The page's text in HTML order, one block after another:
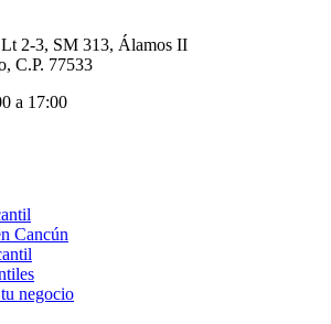
2-3, SM 313, Álamos II
C.P. 77533
a 17:00
Cancún
negocio